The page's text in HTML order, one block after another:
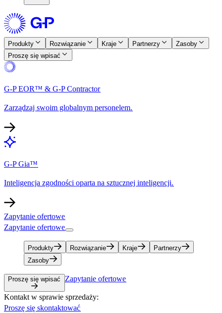
Produkty​​ Rozwiązanie​​ Kraje​​ Partnerzy​​
Zasoby​​
Proszę się wpisać​​
G-P EOR™ & G-P Contractor​​
Zarządzaj swoim globalnym personelem.​​
G-P Gia™​​
Inteligencja zgodności oparta na sztucznej inteligencji.​​
Zapytanie ofertowe​​
Zapytanie ofertowe​​
Produkty​​ Rozwiązanie​​ Kraje​​
Partnerzy​​
Zasoby​​
Proszę się wpisać​​ Zapytanie ofertowe​​
Kontakt w sprawie sprzedaży:​​
Proszę się skontaktować​​